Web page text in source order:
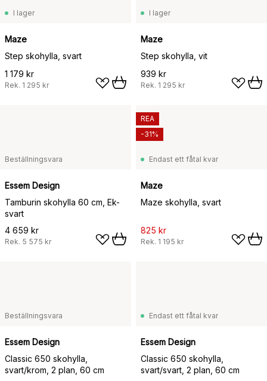
I lager
Maze
Step skohylla, svart
1 179 kr
Rek. 1 295 kr
I lager
Maze
Step skohylla, vit
939 kr
Rek. 1 295 kr
Beställningsvara
Essem Design
Tamburin skohylla 60 cm, Ek-
svart
4 659 kr
Rek. 5 575 kr
Endast ett fåtal kvar
Maze
Maze skohylla, svart
825 kr
Rek. 1 195 kr
REA
-31%
Beställningsvara
Essem Design
Classic 650 skohylla,
svart/krom, 2 plan, 60 cm
Endast ett fåtal kvar
Essem Design
Classic 650 skohylla,
svart/svart, 2 plan, 60 cm